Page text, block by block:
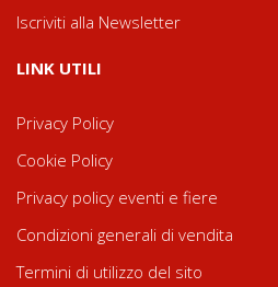
Iscriviti alla Newsletter
LINK UTILI
Privacy Policy
Cookie Policy
Privacy policy eventi e fiere
Condizioni generali di vendita
Termini di utilizzo del sito